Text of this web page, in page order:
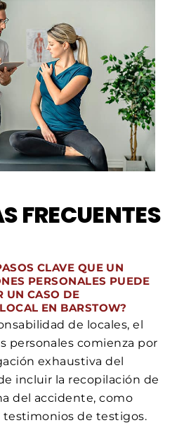
FRECUENTES
CLAVE QUE UN
PERSONALES PUEDE
UN CASO DE
EN BARSTOW?
de locales, el
personales comienza por
exhaustiva del
incluir la recopilación de
del accidente, como
testimonios de testigos.